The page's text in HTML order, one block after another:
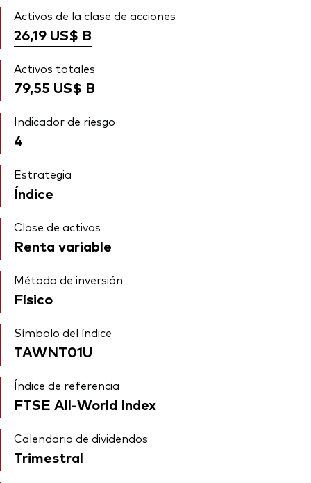
Activos de la clase de acciones
26,19 US$ B
Activos totales
79,55 US$ B
Indicador de riesgo
4
Estrategia
Índice
Clase de activos
Renta variable
Método de inversión
Físico
Símbolo del índice
TAWNT01U
Índice de referencia
FTSE All-World Index
Calendario de dividendos
Trimestral